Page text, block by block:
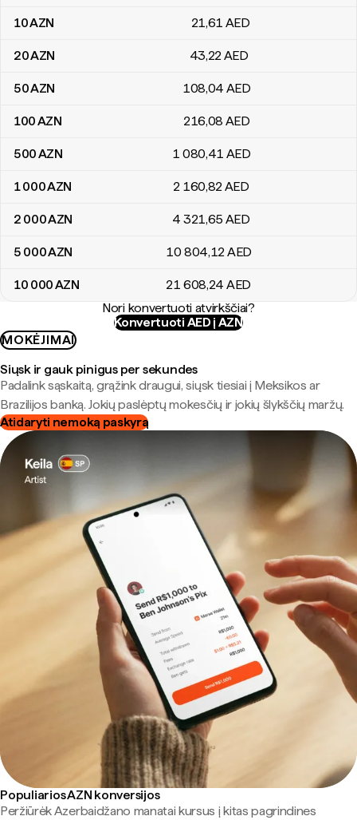
10AZN 21,61 AED
20AZN 43,22AED
50AZN 108,04 AED
100AZN 216,08 AED
500AZN 1 080,41 AED
1 000AZN 2 160,82AED
2 000AZN 4 321,65 AED
5 000AZN 10 804,12AED
10 000AZN 21 608,24 AED
Nori konvertuoti atvirkščiai?
Konvertuoti AED į AZN
MOKĖJIMAI
Siųsk ir gauk pinigus per sekundes
Padalink sąskaitą, grąžink draugui, siųsk tiesiai į Meksikos ar
Brazilijos banką. Jokių paslėptų mokesčių ir jokių šlykščių maržų.
Atidaryti nemoką paskyrą
Populiarios AZN konversijos
Peržiūrėk Azerbaidžano manatai kursus į kitas pagrindines